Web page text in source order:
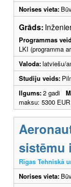
Norises vieta:
Grāds:
Programmas
LKI (programma
Valoda:latviešu/
Studiju veids:
Ilgums:2 gadi
maksu: 5300
sistēmu
Rīgas Tehniskā
Norises vieta: